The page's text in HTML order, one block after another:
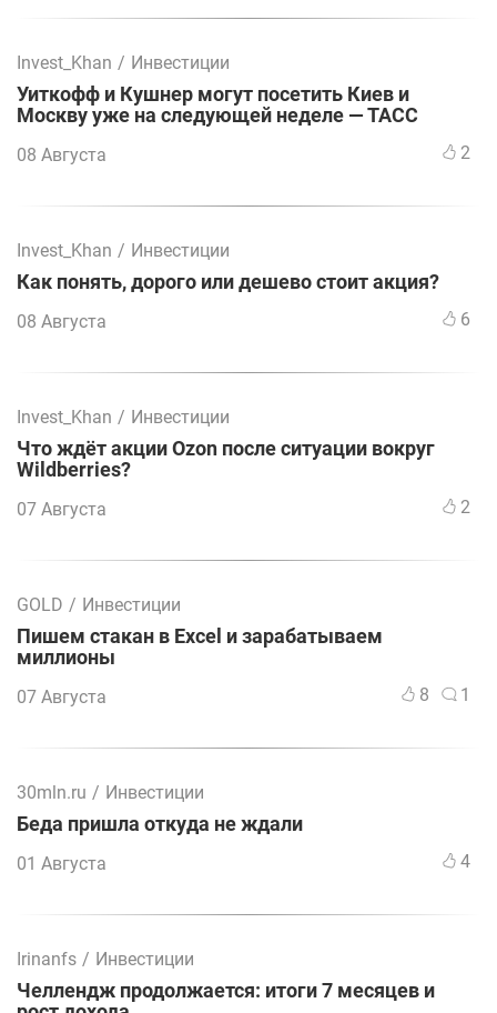
Invest_Khan / Инвестиции
Уиткофф и Кушнер могут посетить Киев и
Москву уже на следующей неделе — ТАСС
08 Августа 2
Invest_Khan / Инвестиции
Как понять, дорого или дешево стоит акция?
08 Августа 6
Invest_Khan / Инвестиции
Что ждёт акции Ozon после ситуации вокруг
Wildberries?
07 Августа 2
GOLD / Инвестиции
Пишем стакан в Excel и зарабатываем
миллионы
07 Августа 8 1
30mln.ru / Инвестиции
Беда пришла откуда не ждали
01 Августа 4
Irinanfs / Инвестиции
Челлендж продолжается: итоги 7 месяцев и